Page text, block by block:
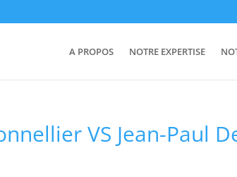
A PROPOS NOTRE EXPERTISE
VS Jean-Paul